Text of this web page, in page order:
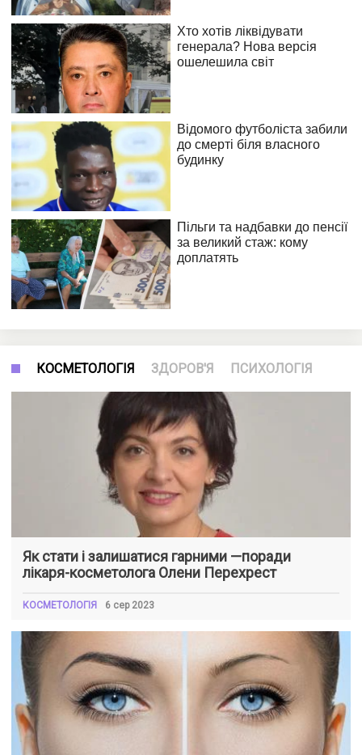
КОСМЕТОЛОГІЯ ЗДОРОВ'Я ПСИХОЛОГІЯ
Як стати і залишатися гарними —поради
лікаря-косметолога Олени Перехрест
КОСМЕТОЛОГІЯ 6 сер 2023